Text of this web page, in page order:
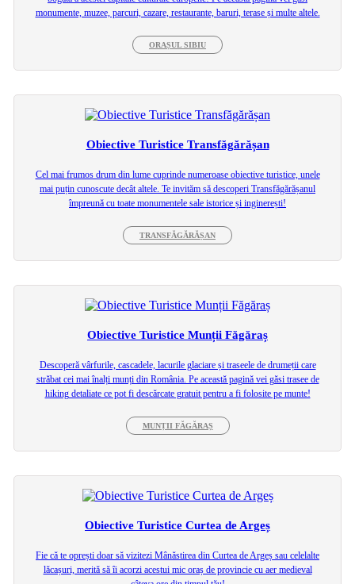
monumente, muzee, parcuri, cazare, restaurante, baruri, terase și multe altele.
ORAȘUL SIBIU
Obiective Turistice Transfăgărășan
Cel mai frumos drum din lume cuprinde numeroase obiective turistice, unele
mai puțin cunoscute decât altele. Te invităm să descoperi Transfăgărășanul
împreună cu toate monumentele sale istorice și inginerești!
TRANSFĂGĂRĂȘAN
Obiective Turistice Munții Făgăraș
Descoperă vârfurile, cascadele, lacurile glaciare și traseele de drumeții care
străbat cei mai înalți munți din România. Pe această pagină vei găsi trasee de
hiking detaliate ce pot fi descărcate gratuit pentru a fi folosite pe munte!
MUNȚII FĂGĂRAȘ
Obiective Turistice Curtea de Argeș
Fie că te oprești doar să vizitezi Mânăstirea din Curtea de Argeș sau celelalte
lăcașuri, merită să îi acorzi acestui mic oraș de provincie cu aer medieval